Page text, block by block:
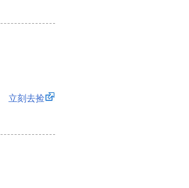
立刻去捡